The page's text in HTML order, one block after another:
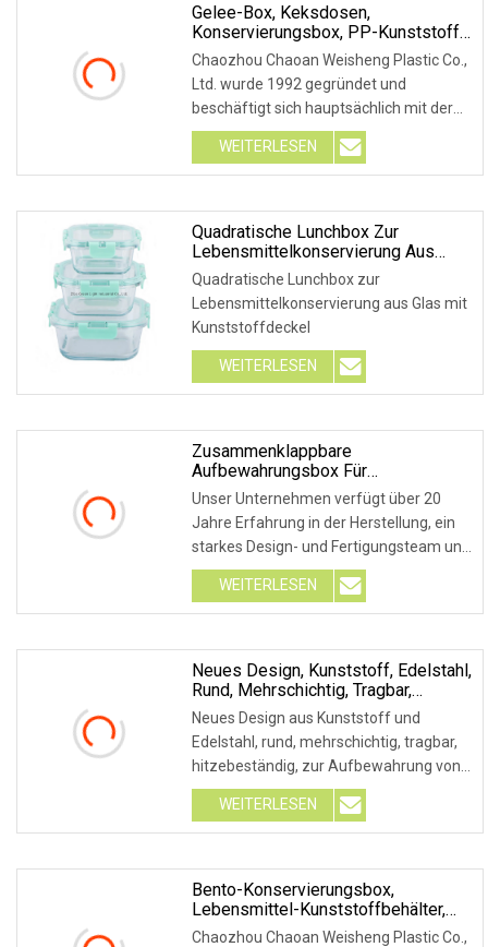
Gelee-Box, Keksdosen,
Konservierungsbox, PP-Kunststoff,
Lebensmittel-Kunststoffbox
Chaozhou Chaoan Weisheng Plastic Co.,
Ltd. wurde 1992 gegründet und
beschäftigt sich hauptsächlich mit der
Entwicklung
WEITERLESEN
Quadratische Lunchbox Zur
Lebensmittelkonservierung Aus
Glas Mit Kunststoffdeckel
Quadratische Lunchbox zur
Lebensmittelkonservierung aus Glas mit
Kunststoffdeckel
WEITERLESEN
Zusammenklappbare
Aufbewahrungsbox Für
Küchenkonservierungsbeutel,
Müllbeutel, Aufbewahrungsbox,
Einweghandschuhe, Plastiktüte,
Organizer-Box
Unser Unternehmen verfügt über 20
Jahre Erfahrung in der Herstellung, ein
starkes Design- und Fertigungsteam und
ein pe
WEITERLESEN
Neues Design, Kunststoff, Edelstahl,
Rund, Mehrschichtig, Tragbar,
Hitzebeständig, Lunchbox,
Aufbewahrung Von Lebensmitteln
Im Freien
Neues Design aus Kunststoff und
Edelstahl, rund, mehrschichtig, tragbar,
hitzebeständig, zur Aufbewahrung von
Lebensmitt
WEITERLESEN
Bento-Konservierungsbox,
Lebensmittel-Kunststoffbehälter,
Süßigkeiten-Box, Dessert-Box
Chaozhou Chaoan Weisheng Plastic Co.,